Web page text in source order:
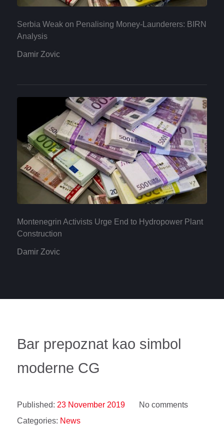
Serbia Weak on Penalising Money-Launderers: BIRN
Analysis
Damir Zovic
Montenegrin Activists Urge End to Hydropower Plant
Construction
Damir Zovic
Bar prepoznat kao simbol
moderne CG
Published: 23 November 2019
No comments
Categories: News